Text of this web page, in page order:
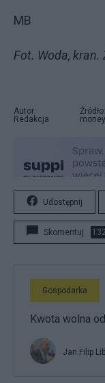
MB
Fot. Woda, kran.
Autor:
Redakcja
Źródło:
Udostępnij
Skomentuj 132
Gospodarka
Kwota wolna
Jan Filip